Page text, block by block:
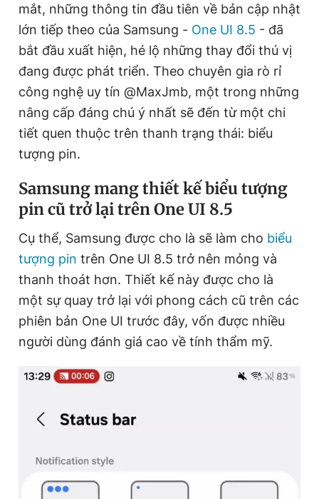
Sản phẩm khác
Tiện ích Bạn cần biết
Thông tin tòa soạn Liên hệ quảng cáo
Đọc Thanh Niên trên điện thoại
Theo dõi báo trên
Hotline
0906 645 777
Liên hệ quảng cáo
Tổng biên tập: Nguyễn Ngọc Toàn
Phó tổng biên tập: Trần Việt Hưng
Tổng thư ký tòa soạn: Đức Trung
Giấy phép xuất bản số 110/GP - BTTTT cấp ngày 24.3.2020
mắt, những thông tin đầu tiên về bản cập nhật
lớn tiếp theo của Samsung - One UI 8.5 - đã
bắt đầu xuất hiện, hé lộ những thay đổi thú vị
đang được phát triển. Theo chuyên gia rò rỉ
công nghệ uy tín @MaxJmb, một trong những
nâng cấp đáng chú ý nhất sẽ đến từ một chi
tiết quen thuộc trên thanh trạng thái: biểu
tượng pin.
Samsung mang thiết kế biểu tượng
pin cũ trở lại trên One UI 8.5
Cụ thể, Samsung được cho là sẽ làm cho biểu
tượng pin trên One UI 8.5 trở nên mỏng và
thanh thoát hơn. Thiết kế này được cho là
một sự quay trở lại với phong cách cũ trên các
phiên bản One UI trước đây, vốn được nhiều
người dùng đánh giá cao về tính thẩm mỹ.